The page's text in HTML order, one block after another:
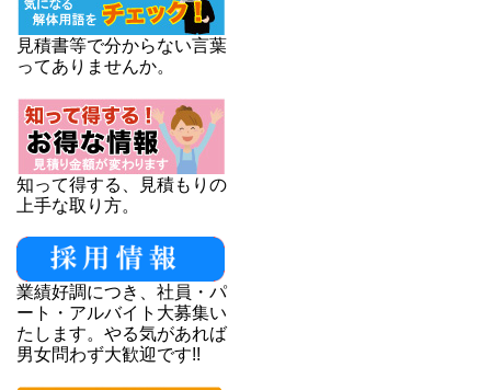
見積書等で分からない言葉
ってありませんか。
知って得する、見積もりの
上手な取り方。
業績好調につき、社員・パ
ート・アルバイト大募集い
たします。やる気があれば
男女問わず大歓迎です!!